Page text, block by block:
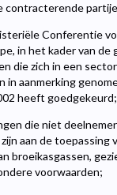
contracterende
Conferentie
in het kader van
die zich in een
in aanmerking
heeft goedgekeurd;
die niet
aan de toepassing
voorwaarden;